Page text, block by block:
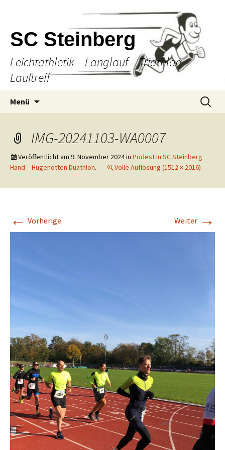
SC Steinberg
Leichtathletik – Langlauf – Triathlon –
Lauftreff
Menü
Suche
nach:
IMG-20241103-WA0007
Veröffentlicht am 9. November 2024in Podest in SC Steinberg
Hand – Hugenotten Duathlon. Volle Auflösung (1512 × 2016)
← Vorherige Weiter →